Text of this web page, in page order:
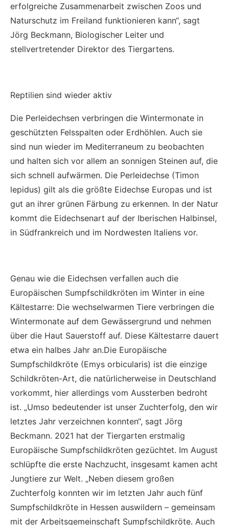
erfolgreiche Zusammenarbeit zwischen Zoos und
Naturschutz im Freiland funktionieren kann“, sagt
Jörg Beckmann, Biologischer Leiter und
stellvertretender Direktor des Tiergartens.
Reptilien sind wieder aktiv
Die Perleidechsen verbringen die Wintermonate in
geschützten Felsspalten oder Erdhöhlen. Auch sie
sind nun wieder im Mediterraneum zu beobachten
und halten sich vor allem an sonnigen Steinen auf, die
sich schnell aufwärmen. Die Perleidechse (Timon
lepidus) gilt als die größte Eidechse Europas und ist
gut an ihrer grünen Färbung zu erkennen. In der Natur
kommt die Eidechsenart auf der Iberischen Halbinsel,
in Südfrankreich und im Nordwesten Italiens vor.
Genau wie die Eidechsen verfallen auch die
Europäischen Sumpfschildkröten im Winter in eine
Kältestarre: Die wechselwarmen Tiere verbringen die
Wintermonate auf dem Gewässergrund und nehmen
über die Haut Sauerstoff auf. Diese Kältestarre dauert
etwa ein halbes Jahr an.Die Europäische
Sumpfschildkröte (Emys orbicularis) ist die einzige
Schildkröten-Art, die natürlicherweise in Deutschland
vorkommt, hier allerdings vom Aussterben bedroht
ist. „Umso bedeutender ist unser Zuchterfolg, den wir
letztes Jahr verzeichnen konnten“, sagt Jörg
Beckmann. 2021 hat der Tiergarten erstmalig
Europäische Sumpfschildkröten gezüchtet. Im August
schlüpfte die erste Nachzucht, insgesamt kamen acht
Jungtiere zur Welt. „Neben diesem großen
Zuchterfolg konnten wir im letzten Jahr auch fünf
Sumpfschildkröte in Hessen auswildern – gemeinsam
mit der Arbeitsgemeinschaft Sumpfschildkröte. Auch